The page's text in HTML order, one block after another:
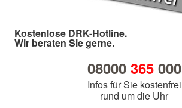
Kostenlose DRK-Hotline.
Wir beraten Sie gerne.
08000 365000
Infos für Sie kostenfrei
rund um die Uhr